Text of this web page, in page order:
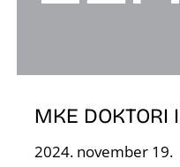
MKE DOKTORI
2024. november 19.